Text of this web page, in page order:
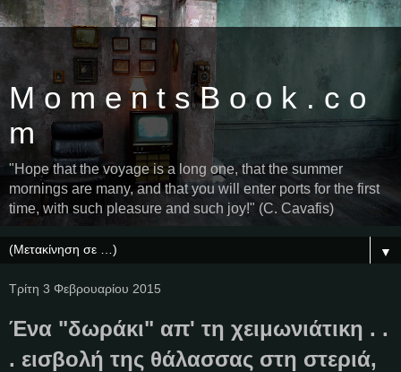
M o m e n t s B o o k . c o
m
"Hope that the voyage is a long one, that the summer
mornings are many, and that you will enter ports for the first
time, with such pleasure and such joy!" (C. Cavafis)
▼
Τρίτη 3 Φεβρουαρίου 2015
Ένα "δωράκι" απ' τη χειμωνιάτικη . .
. εισβολή της θάλασσας στη στεριά,